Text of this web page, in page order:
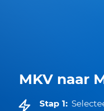
MKV naar
Stap 1: